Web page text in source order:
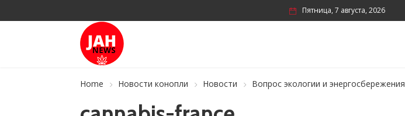
Пятница, 7 августа, 2026
Home Новости конопли Новости Вопрос экологии и энергосбережения